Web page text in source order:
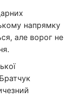
напрямку
але ворог не